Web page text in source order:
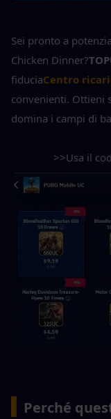
Sei pronto a
Chicken Dinner?
fiduciaCentro
convenienti. Ottieni
domina i campi di
>>Usa il
Perché